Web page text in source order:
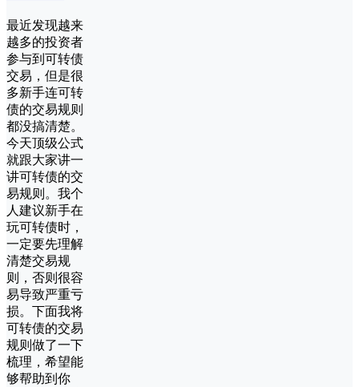
最近发现越来
越多的投资者
参与到可转债
交易，但是很
多新手连可转
债的交易规则
都没搞清楚。
今天顶级公式
就跟大家讲一
讲可转债的交
易规则。我个
人建议新手在
玩可转债时，
一定要先理解
清楚交易规
则，否则很容
易导致严重亏
损。下面我将
可转债的交易
规则做了一下
梳理，希望能
够帮助到你